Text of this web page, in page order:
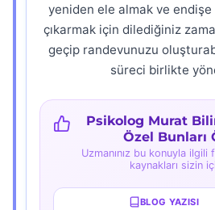
yeniden ele almak ve endişe
çıkarmak için dilediğiniz
geçip randevunuzu
süreci birlikte
Psikolog Murat
Özel Bunları
Uzmanınız bu konuyla ilgili
kaynakları sizin
BLOG YAZISI